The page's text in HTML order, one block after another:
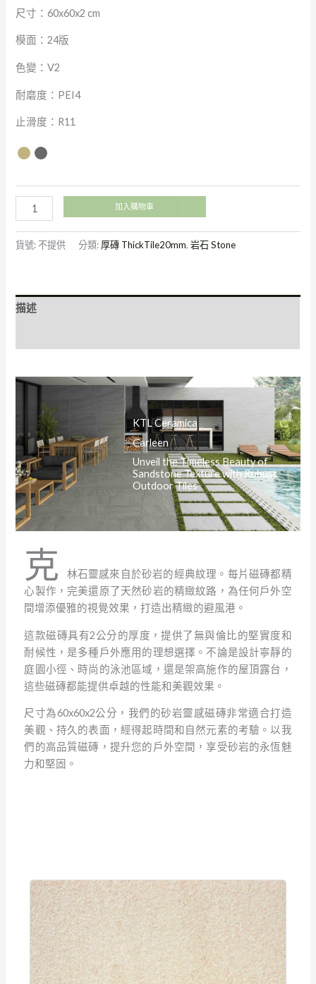
尺寸：60x60x2 cm
模面：24版
色變：V2
耐磨度：PEI4
止滑度：R11
加入購物車
貨號: 不提供 分類: 厚磚 ThickTile20mm,岩石 Stone
描述
KTL Ceramica
Carleen
Unveil the Timeless Beauty of
Sandstone Texture with Robust
Outdoor Tiles
克
林石靈感來自於砂岩的經典紋理。每片磁磚都精
心製作，完美還原了天然砂岩的精緻紋路，為任何戶外空
間增添優雅的視覺效果，打造出精緻的避風港。
這款磁磚具有2公分的厚度，提供了無與倫比的堅實度和
耐候性，是多種戶外應用的理想選擇。不論是設計寧靜的
庭園小徑、時尚的泳池區域，還是架高施作的屋頂露台，
這些磁磚都能提供卓越的性能和美觀效果。
尺寸為60x60x2公分，我們的砂岩靈感磁磚非常適合打造
美觀、持久的表面，經得起時間和自然元素的考驗。以我
們的高品質磁磚，提升您的戶外空間，享受砂岩的永恆魅
力和堅固。